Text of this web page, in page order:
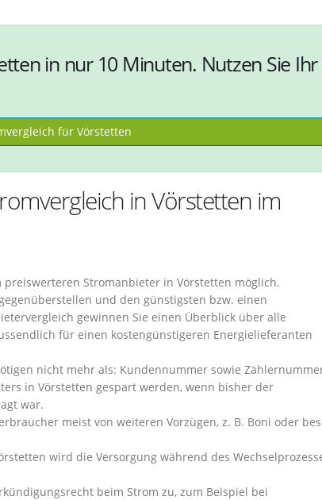
in nur 10 Minuten. Nutzen Sie Ihr
für Vörstetten
in Vörstetten im
Stromanbieter in Vörstetten möglich.
und den günstigsten bzw. einen
gewinnen Sie einen Überblick über alle
für einen kostengünstigeren Energielieferanten
nicht mehr als: Kundennummer sowie
in Vörstetten gespart werden, wenn bisher der
war.
meist von weiteren Vorzügen, z. B. Boni oder
wird die Versorgung während des
beim Strom zu, zum Beispiel bei